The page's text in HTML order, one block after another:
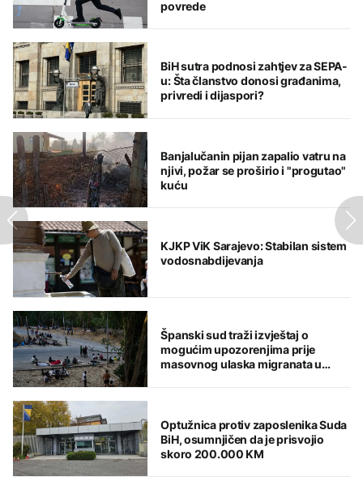
povrede
BiH sutra podnosi zahtjev za SEPA-
u: Šta članstvo donosi građanima,
privredi i dijaspori?
Banjalučanin pijan zapalio vatru na
njivi, požar se proširio i "progutao"
kuću
KJKP ViK Sarajevo: Stabilan sistem
vodosnabdijevanja
Španski sud traži izvještaj o
mogućim upozorenjima prije
masovnog ulaska migranata u
Optužnica protiv zaposlenika Suda
BiH, osumnjičen da je prisvojio
skoro 200.000 KM